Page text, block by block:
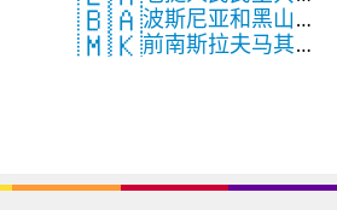
国
🇧🇦波斯尼亚和黑山共
和国
🇲🇰前南斯拉夫马其顿